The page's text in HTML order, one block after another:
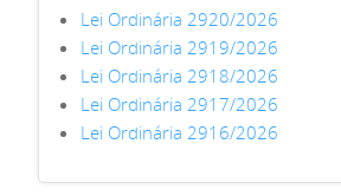
Lei Ordinária 2920/2026
Lei Ordinária 2919/2026
Lei Ordinária 2918/2026
Lei Ordinária 2917/2026
Lei Ordinária 2916/2026